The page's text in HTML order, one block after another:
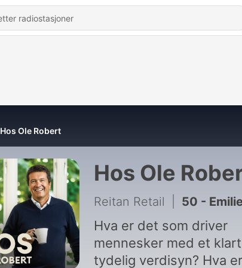
Hos Ole Robert
Hos Ole
Reitan Retail 50 - Emilie Åsberg: Fra østerstyver til NATO
Hva er det som driver
mennesker med et
tydelig verdisyn? Hva